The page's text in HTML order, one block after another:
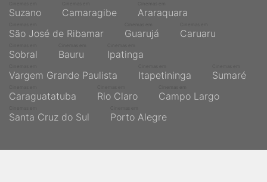
Suzano Camaragibe Araraquara
São José de Ribamar Guarujá Caruaru
Sobral Bauru Ipatinga
Vargem Grande Paulista Itapetininga Sumaré
Caraguatatuba Rio Claro Campo Largo
Santa Cruz do Sul Porto Alegre